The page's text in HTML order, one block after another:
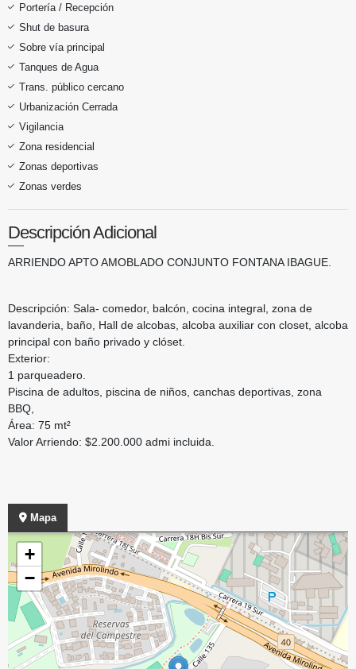
Portería / Recepción
Shut de basura
Sobre vía principal
Tanques de Agua
Trans. público cercano
Urbanización Cerrada
Vigilancia
Zona residencial
Zonas deportivas
Zonas verdes
Descripción Adicional
ARRIENDO APTO AMOBLADO CONJUNTO FONTANA IBAGUE.
Descripción: Sala- comedor, balcón, cocina integral, zona de
lavanderia, baño, Hall de alcobas, alcoba auxiliar con closet, alcoba
principal con baño privado y clóset.
Exterior:
1 parqueadero.
Piscina de adultos, piscina de niños, canchas deportivas, zona
BBQ,
Área: 75 mt²
Valor Arriendo: $2.200.000 admi incluida.
Mapa
+
−